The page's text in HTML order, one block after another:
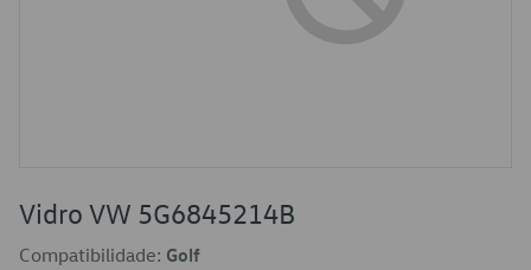
Vidro VW 5G6845214B
Compatibilidade: Golf